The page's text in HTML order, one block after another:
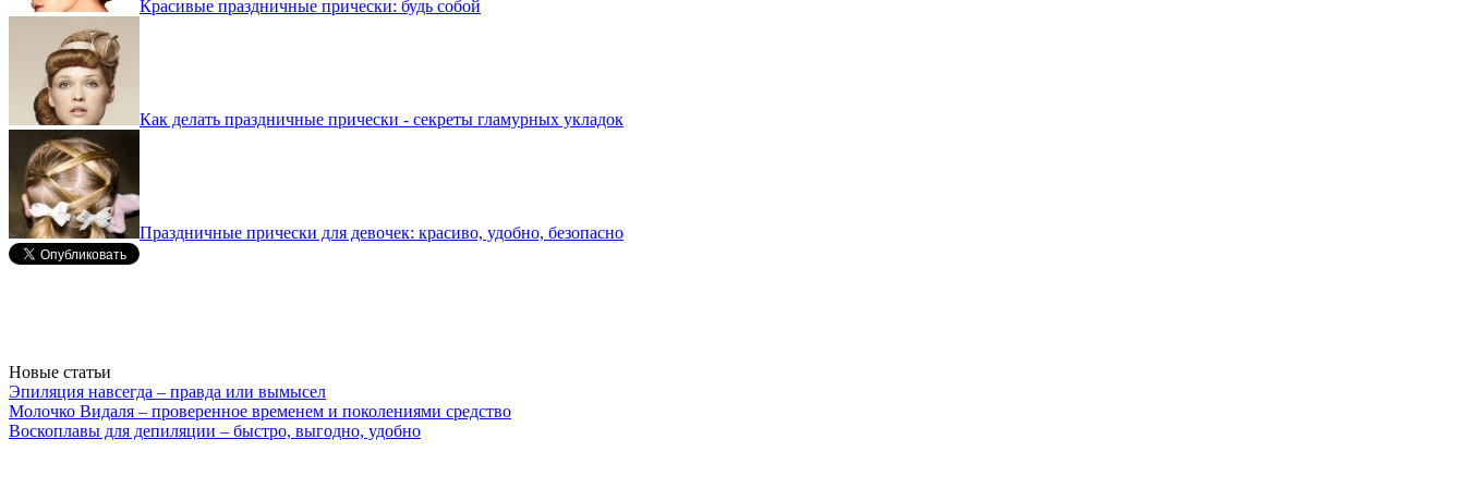
Красивые праздничные прически: будь собой
Как делать праздничные прически - секреты гламурных укладок
Праздничные прически для девочек: красиво, удобно, безопасно
Новые статьи
Эпиляция навсегда – правда или вымысел
Молочко Видаля – проверенное временем и поколениями средство
Воскоплавы для депиляции – быстро, выгодно, удобно